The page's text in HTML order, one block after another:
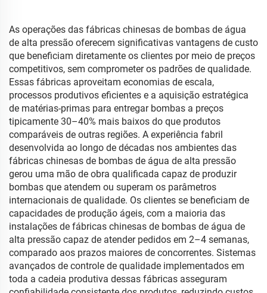
As operações das fábricas chinesas de bombas de água
de alta pressão oferecem significativas vantagens de custo
que beneficiam diretamente os clientes por meio de preços
competitivos, sem comprometer os padrões de qualidade.
Essas fábricas aproveitam economias de escala,
processos produtivos eficientes e a aquisição estratégica
de matérias-primas para entregar bombas a preços
tipicamente 30–40% mais baixos do que produtos
comparáveis de outras regiões. A experiência fabril
desenvolvida ao longo de décadas nos ambientes das
fábricas chinesas de bombas de água de alta pressão
gerou uma mão de obra qualificada capaz de produzir
bombas que atendem ou superam os parâmetros
internacionais de qualidade. Os clientes se beneficiam de
capacidades de produção ágeis, com a maioria das
instalações de fábricas chinesas de bombas de água de
alta pressão capaz de atender pedidos em 2–4 semanas,
comparado aos prazos maiores de concorrentes. Sistemas
avançados de controle de qualidade implementados em
toda a cadeia produtiva dessas fábricas asseguram